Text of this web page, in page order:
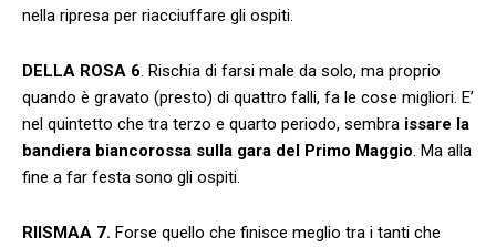
nella ripresa per riacciuffare gli ospiti.
DELLA ROSA 6. Rischia di farsi male da solo, ma proprio
quando è gravato (presto) di quattro falli, fa le cose migliori. E’
nel quintetto che tra terzo e quarto periodo, sembra issare la
bandiera biancorossa sulla gara del Primo Maggio. Ma alla
fine a far festa sono gli ospiti.
RIISMAA 7. Forse quello che finisce meglio tra i tanti che